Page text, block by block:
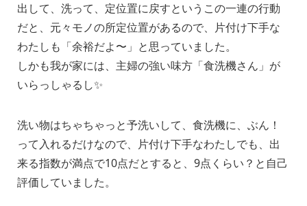
出して、洗って、定位置に戻すというこの一連の行動
だと、元々モノの所定位置があるので、片付け下手な
わたしも「余裕だよ〜」と思っていました。
しかも我が家には、主婦の強い味方「食洗機さん」が
いらっしゃるし✨
洗い物はちゃちゃっと予洗いして、食洗機に、ぶん！
って入れるだけなので、片付け下手なわたしでも、出
来る指数が満点で10点だとすると、9点くらい？と自己
評価していました。